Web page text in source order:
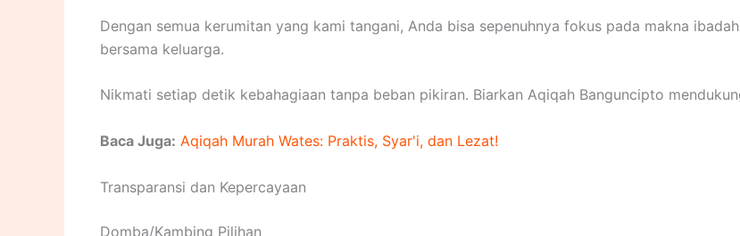
Dengan semua kerumitan yang kami tangani, Anda bisa sepenuhnya fokus pada makna
bersama keluarga.
Nikmati setiap detik kebahagiaan tanpa beban pikiran. Biarkan Aqiqah Banguncipto
Baca Juga: Aqiqah Murah Wates: Praktis, Syar'i, dan Lezat!
Transparansi dan Kepercayaan
Domba/Kambing Pilihan